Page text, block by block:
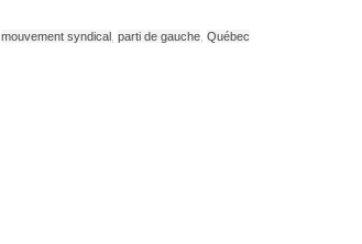
mouvement syndical parti de gauche Québec